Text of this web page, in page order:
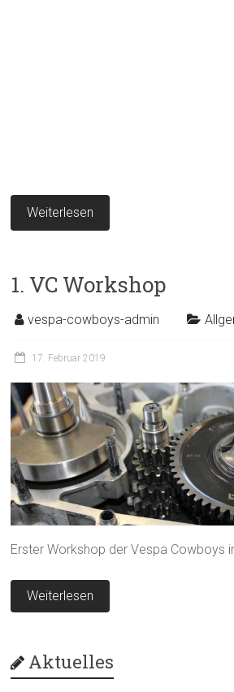
Weiterlesen
1. VC Workshop
vespa-cowboys-admin
17. Februar 2019
Erster Workshop der Vespa Cowboys
Weiterlesen
Aktuelles